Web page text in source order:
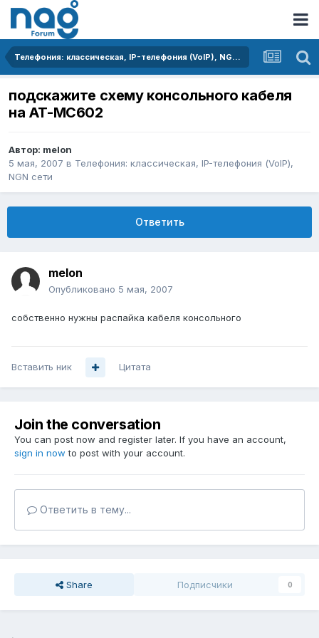
Телефония: классическая, IP-телефония (VoIP), NGN сети
подскажите схему консольного кабеля
на AT-MC602
Автор: melon
5 мая, 2007 в Телефония: классическая, IP-телефония (VoIP),
NGN сети
Ответить
melon
Опубликовано 5 мая, 2007
собственно нужны распайка кабеля консольного
Вставить ник Цитата
Join the conversation
You can post now and register later. If you have an account,
sign in now to post with your account.
Ответить в тему...
Share Подписчики 0